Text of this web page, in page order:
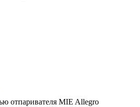
отпаривателя MIE Allegro